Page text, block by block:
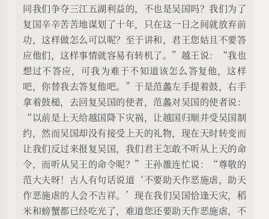
同我们争夺三江五湖利益的，不也是吴国吗？我们为了
复国辛辛苦苦地谋划了十年，只在这一日之间就放弃前
功，这样做怎么可以呢？至于讲和，君王您姑且不要答
应他们，这样事情就容易有转机了。”越王说：“我也
想过不答应，可我为难于不知道该怎么答复他，这样
吧，你替我去答复他吧。”于是范蠡左手提着鼓，右手
拿着鼓槌，去回复吴国的使者，范蠡对吴国的使者说：
“以前是上天给越国降下灾祸，让越国归顺并受吴国制
约，然而吴国却没有接受上天的礼物，现在天时转变而
让我们反过来报复吴国，我们君王怎敢不听从上天的命
令，而听从吴王的命令呢？”王孙雒连忙说：“尊敬的
范大夫呀！古人有句话说道‘不要助天作恶施虐，助天
作恶施虐的人会不吉祥。’现在我们吴国恰逢天灾，稻
米和螃蟹都已经吃光了，难道您还要助天作恶施虐，不